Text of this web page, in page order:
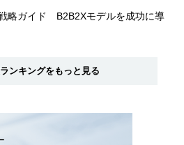
略ガイド B2B2Xモデルを成功に導
ンキングをもっと見る